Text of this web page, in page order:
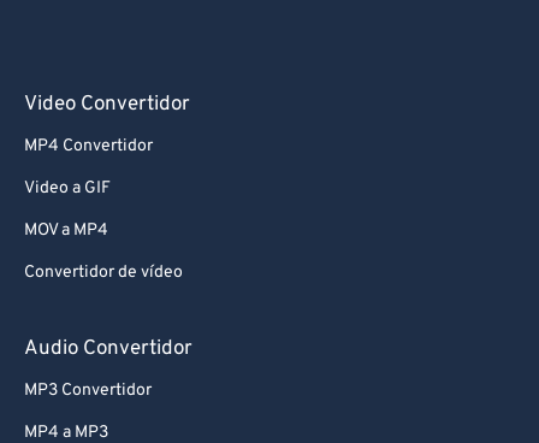
Video Convertidor
MP4 Convertidor
Video a GIF
MOV a MP4
Convertidor de vídeo
Audio Convertidor
MP3 Convertidor
MP4 a MP3